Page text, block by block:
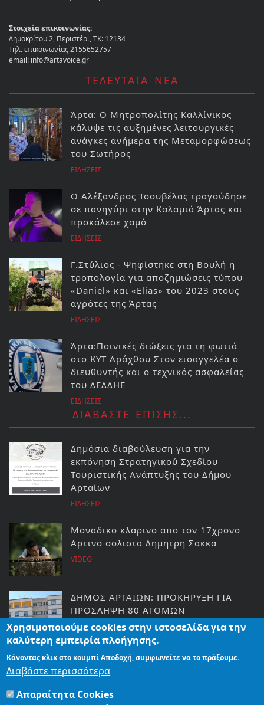
Στοιχεία επικοινωνίας:
Δημοκρίτου 2, Περιστέρι, ΤΚ: 12134
Τηλ. επικοινωνίας 2155652757
email: info@artavoice.gr
ΤΕΛΕΥΤΑΙΑ ΝΕΑ
Άρτα: Ο Μητροπολίτης Καλλίνικος
κάλυψε τις αυξημένες λειτουργικές
ανάγκες ανήμερα της Μεταμορφώσεως
του Σωτήρος
ΕΙΔΗΣΕΙΣ
Ο Αλέξανδρος Τσουβέλας τραγούδησε
σε πανηγύρι στην Καλαμιά Άρτας και
προκάλεσε χαμό
ΕΙΔΗΣΕΙΣ
Γ.Στύλιος - Ψηφίστηκε στη Βουλή η
τροπολογία για αποζημιώσεις τύπου
«Daniel» και «Elias» του 2023 στους
αγρότες της Άρτας
ΕΙΔΗΣΕΙΣ
Άρτα:Ποινικές διώξεις για τη φωτιά
στο ΚΥΤ Αράχθου Στον εισαγγελέα ο
διευθυντής και ο τεχνικός ασφαλείας
του ΔΕΔΔΗΕ
ΕΙΔΗΣΕΙΣ
ΔΙΑΒΑΣΤΕ ΕΠΙΣΗΣ...
Δημόσια διαβούλευση για την
εκπόνηση Στρατηγικού Σχεδίου
Τουριστικής Ανάπτυξης του Δήμου
Αρταίων
ΕΙΔΗΣΕΙΣ
Μοναδικο κλαρινο απο τον 17χρονο
Αρτινο σολιστα Δημητρη Σακκα
VIDEO
ΔΗΜΟΣ ΑΡΤΑΙΩΝ: ΠΡΟΚΗΡΥΞΗ ΓΙΑ
ΠΡΟΣΛΗΨΗ 80 ΑΤΟΜΩΝ
ΕΙΔΗΣΕΙΣ
ΤΟ ΤΕΛΟΣ ΤΗΣ ΕΥΡΩΠΑΙΚΗΣ
ΑΥΤΟΝΟΜΙΑΣ
ΚΟΣΜΟΣ
Χρησιμοποιούμε cookies στην ιστοσελίδα για την
καλύτερη εμπειρία πλοήγησης.
Κάνοντας κλικ στο κουμπί Αποδοχή, συμφωνείτε να το πράξουμε.
Διαβάστε περισσότερα
Απαραίτητα Cookies